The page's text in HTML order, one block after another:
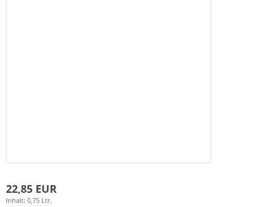
22,85 EUR
Inhalt: 0,75 Ltr.